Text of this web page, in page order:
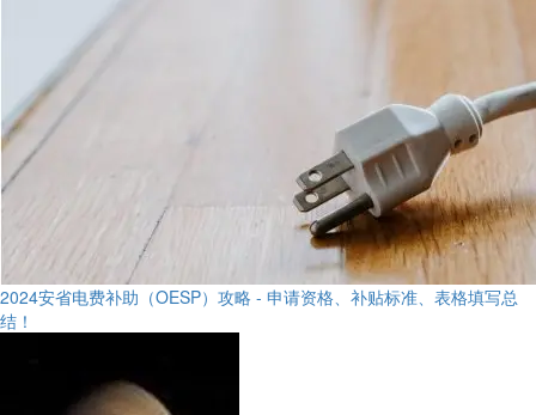
2024安省电费补助（OESP）攻略 - 申请资格、补贴标准、表格填写总
结！